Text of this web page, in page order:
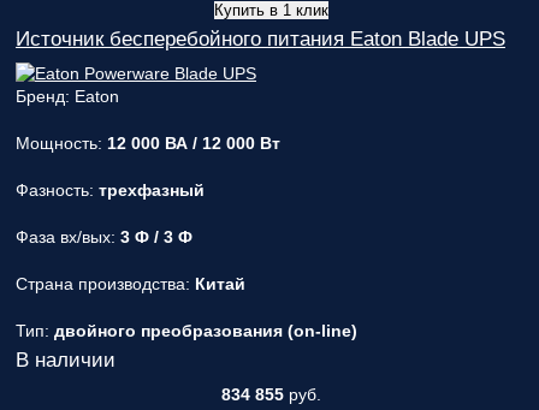
Купить в 1 клик
Источник бесперебойного питания Eaton Blade UPS
Бренд: Eaton
Мощность: 12 000 ВА / 12 000 Вт
Фазность: трехфазный
Фаза вх/вых: 3 Ф / 3 Ф
Страна производства: Китай
Тип: двойного преобразования (on-line)
В наличии
834 855 руб.